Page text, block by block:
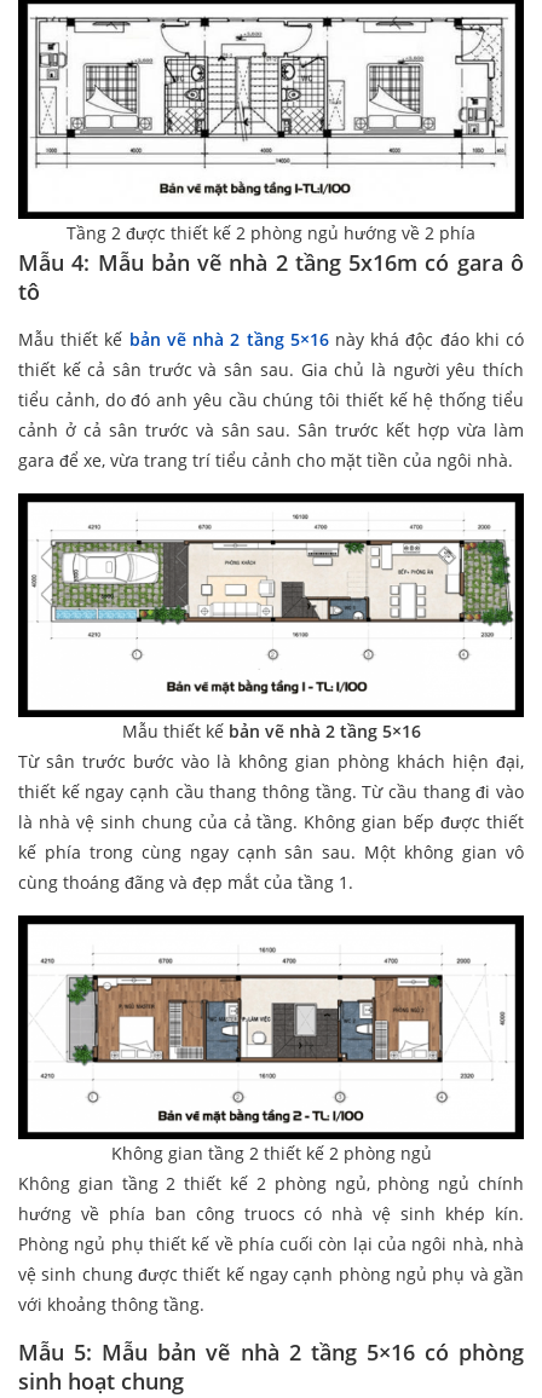
Tầng 2 được thiết kế 2 phòng ngủ hướng về 2 phía
Mẫu 4: Mẫu bản vẽ nhà 2 tầng 5x16m có gara ô
tô
Mẫu thiết kế bản vẽ nhà 2 tầng 5×16này khá độc đáo khi có
thiết kế cả sân trước và sân sau. Gia chủ là người yêu thích
tiểu cảnh, do đó anh yêu cầu chúng tôi thiết kế hệ thống tiểu
cảnh ở cả sân trước và sân sau. Sân trước kết hợp vừa làm
gara để xe, vừa trang trí tiểu cảnh cho mặt tiền của ngôi nhà.
Mẫu thiết kế bản vẽ nhà 2 tầng 5×16
Từ sân trước bước vào là không gian phòng khách hiện đại,
thiết kế ngay cạnh cầu thang thông tầng. Từ cầu thang đi vào
là nhà vệ sinh chung của cả tầng. Không gian bếp được thiết
kế phía trong cùng ngay cạnh sân sau. Một không gian vô
cùng thoáng đãng và đẹp mắt của tầng 1.
Không gian tầng 2 thiết kế 2 phòng ngủ
Không gian tầng 2 thiết kế 2 phòng ngủ, phòng ngủ chính
hướng về phía ban công truocs có nhà vệ sinh khép kín.
Phòng ngủ phụ thiết kế về phía cuối còn lại của ngôi nhà, nhà
vệ sinh chung được thiết kế ngay cạnh phòng ngủ phụ và gần
với khoảng thông tầng.
Mẫu 5: Mẫu bản vẽ nhà 2 tầng 5×16 có phòng
sinh hoạt chung